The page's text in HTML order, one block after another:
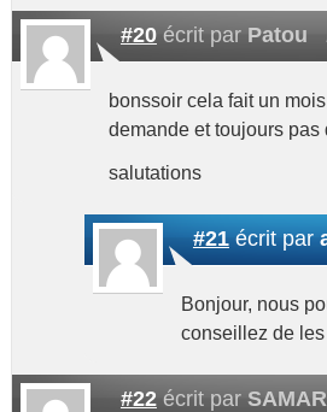
#20écrit par Patou
bonssoir cela fait un
demande et toujours pas
salutations
#21écrit par
Bonjour, nous
conseillez de les
#22écrit par